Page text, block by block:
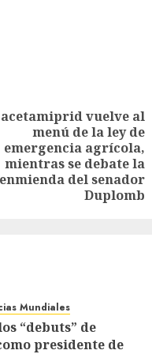
vuelve al
menú de la ley de
emergencia agrícola,
mientras se debate la
enmienda del senador
Duplomb
Mundiales
“debuts” de
presidente de